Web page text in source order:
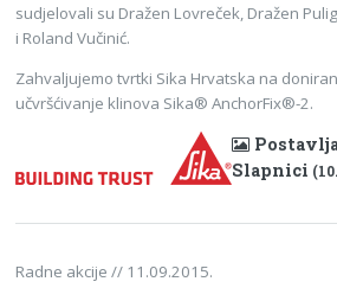
sudjelovali su Dražen Lovreček, Dražen
i Roland Vučinić.
Zahvaljujemo tvrtki Sika Hrvatska na
učvršćivanje klinova Sika® AnchorFix®-2.
Slapnici
Radne akcije// 11.09.2015.